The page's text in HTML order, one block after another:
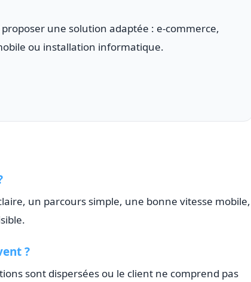
une solution adaptée : e-commerce,
ou installation informatique.
un parcours simple, une bonne vitesse mobile,
?
sont dispersées ou le client ne comprend pas